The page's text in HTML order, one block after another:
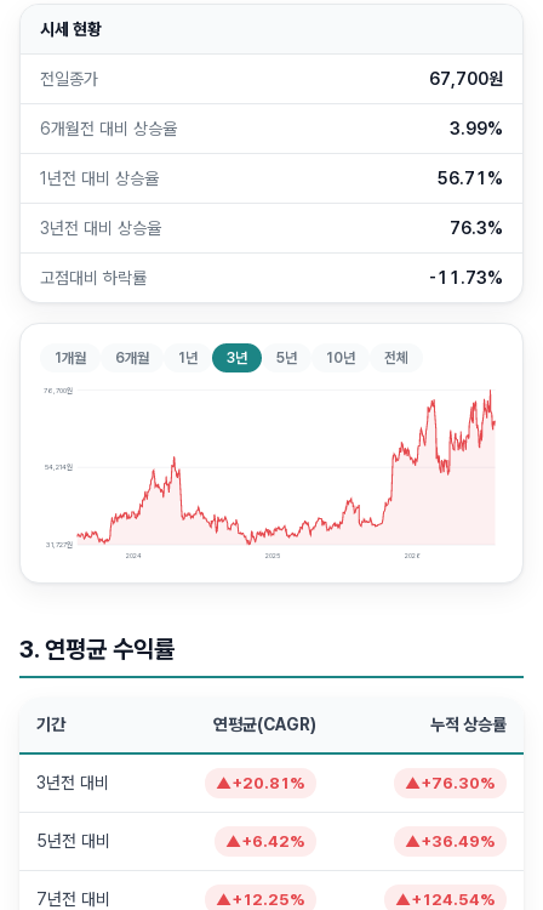
시세 현황
전일종가 67,700원
6개월전 대비 상승율 3.99%
1년전 대비 상승율 56.71%
3년전 대비 상승율 76.3%
고점대비 하락률 -11.73%
1개월 6개월 1년 3년 5년 10년 전체
76,700원
54,214원
31,727원
2024 2025 2026
3. 연평균 수익률
기간 연평균(CAGR) 누적 상승률
3년전 대비 ▲+20.81 % ▲+76.30%
5년전 대비 ▲+6.42% ▲+36.49%
7년전 대비 ▲+ 12.25% ▲+ 124.54%